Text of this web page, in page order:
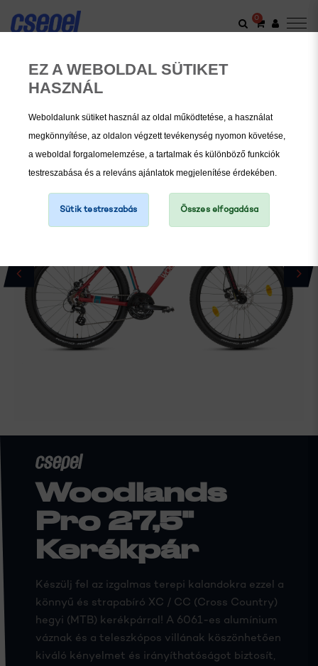
EZ A WEBOLDAL SÜTIKET
HASZNÁL
Weboldalunk sütiket használ az oldal működtetése, a használat
megkönnyítése, az oldalon végzett tevékenység nyomon követése,
a weboldal forgalomelemzése, a tartalmak és különböző funkciók
testreszabása és a releváns ajánlatok megjelenítése érdekében.
Sütik testreszabás Összes elfogadása
0
MTB Woodlands Pro 27,5" Kerékpár
Woodlands
Pro 27,5"
Kerékpár
Készülj fel az izgalmas terepi kalandokra ezzel a
könnyű és strapabíró XC / CC (Cross Country)
hegyi (MTB) kerékpárral! A 6061-es alumínium
váznak és a teleszkópos villának köszönhetően
kiváló kényelmet és irányíthatóságot biztosít,